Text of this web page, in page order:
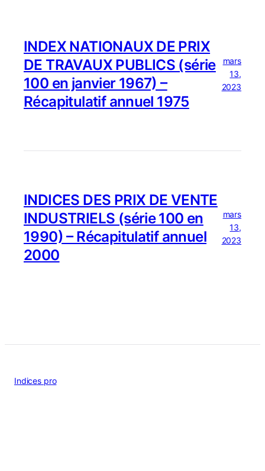
INDEX NATIONAUX DE PRIX
DE TRAVAUX PUBLICS (série
100 en janvier 1967) –
Récapitulatif annuel 1975
mars
13,
2023
INDICES DES PRIX DE VENTE
INDUSTRIELS (série 100 en
1990) – Récapitulatif annuel
2000
mars
13,
2023
Indices pro